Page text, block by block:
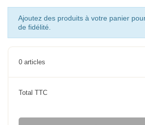
Ajoutez des produits à votre panier
de fidélité.
0 articles
Total TTC